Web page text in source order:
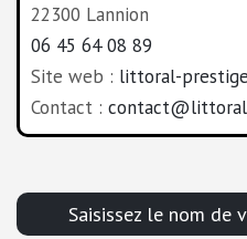
22300 Lannion
06 45 64 08 89
Site web : littoral-
Contact :
Saisissez le nom de